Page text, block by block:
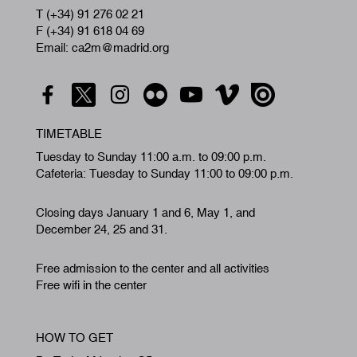
T (+34) 91 276 02 21
F (+34) 91 618 04 69
Email: ca2m@madrid.org
TIMETABLE
Tuesday to Sunday 11:00 a.m. to 09:00 p.m.
Cafeteria: Tuesday to Sunday 11:00 to 09:00 p.m.
Closing days January 1 and 6, May 1, and
December 24, 25 and 31.
Free admission to the center and all activities
Free wifi in the center
HOW TO GET